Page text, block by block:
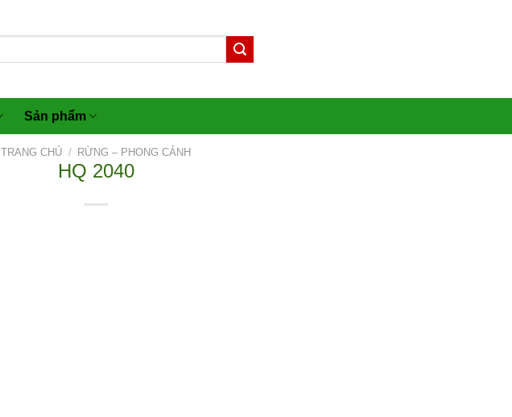
Sản phẩm
TRANG CHỦ / RỪNG – PHONG CẢNH
HQ 2040